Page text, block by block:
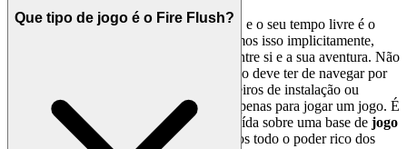
A vida moderna é uma busca implacável, e o seu tempo livre é o
bem mais precioso que possui. Respeitamos isso implicitamente,
eliminando todas as barreiras possíveis entre si e a sua aventura. Não
deve ter de esperar para ser um herói. Não deve ter de navegar por
downloads intermináveis, lutar com ficheiros de instalação ou
sacrificar a memória do seu dispositivo apenas para jogar um jogo. É
por isso que a nossa plataforma é construída sobre uma base de jogo
instantâneo, sem instalação. Oferecemos todo o poder rico dos
Que tipo de jogo é o Fire Flush?